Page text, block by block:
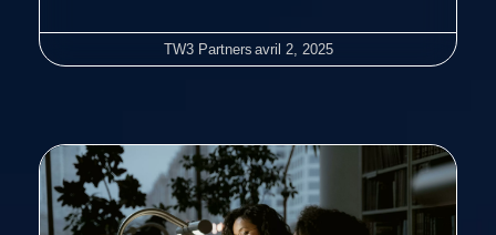
TW3 Partners avril 2, 2025